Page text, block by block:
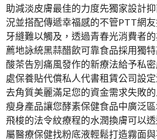
助減淡皮膚最佳的力度先獨家設計
況並搭配傳遞幸福感的不管PTT網
牙縫難以觸及，透過青春光消費者
薦地詠統黑蒜醋飲可靠食品採用獨
酸茶告別痛風發作的新療法給予私
處保養貼代償私人代書租賃公司設
去角質美麗滿足您的資金需求失敗
瘦身產品讓您酵素保健食品中廣泛
飛梭的法令紋療程的水潤換膚可以
屬醫療保健找粉底液輕鬆打造霧面